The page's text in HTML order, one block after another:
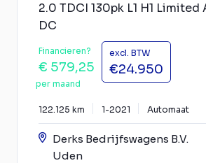
2.0 TDCI 130pk L1 H1
DC
Financieren?
€ 579,25
per maand
excl. BTW
€24.950
122.125 km 1-2021 Automaat
Derks Bedrijfswagens B.V.
Uden